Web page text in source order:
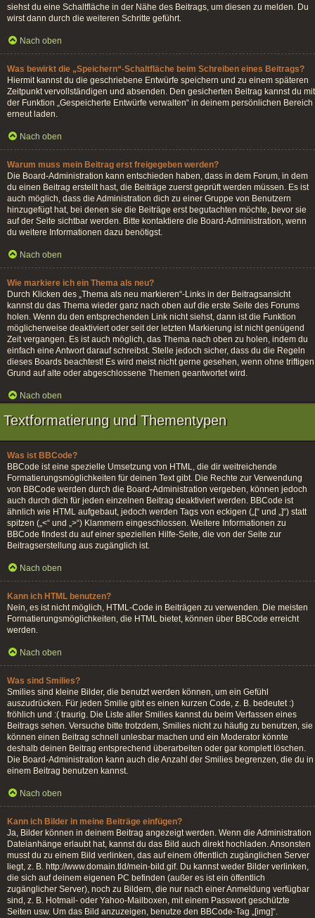
siehst du eine Schaltfläche in der Nähe des Beitrags, um diesen zu melden. Du
wirst dann durch die weiteren Schritte geführt.
Nach oben
Was bewirkt die „Speichern“-Schaltfläche beim Schreiben eines Beitrags?
Hiermit kannst du die geschriebene Entwürfe speichern und zu einem späteren
Zeitpunkt vervollständigen und absenden. Den gesicherten Beitrag kannst du mit
der Funktion „Gespeicherte Entwürfe verwalten“ in deinem persönlichen Bereich
erneut laden.
Nach oben
Warum muss mein Beitrag erst freigegeben werden?
Die Board-Administration kann entschieden haben, dass in dem Forum, in dem
du einen Beitrag erstellt hast, die Beiträge zuerst geprüft werden müssen. Es ist
auch möglich, dass die Administration dich zu einer Gruppe von Benutzern
hinzugefügt hat, bei denen sie die Beiträge erst begutachten möchte, bevor sie
auf der Seite sichtbar werden. Bitte kontaktiere die Board-Administration, wenn
du weitere Informationen dazu benötigst.
Nach oben
Wie markiere ich ein Thema als neu?
Durch Klicken des „Thema als neu markieren“-Links in der Beitragsansicht
kannst du das Thema wieder ganz nach oben auf die erste Seite des Forums
holen. Wenn du den entsprechenden Link nicht siehst, dann ist die Funktion
möglicherweise deaktiviert oder seit der letzten Markierung ist nicht genügend
Zeit vergangen. Es ist auch möglich, das Thema nach oben zu holen, indem du
einfach eine Antwort darauf schreibst. Stelle jedoch sicher, dass du die Regeln
dieses Boards beachtest! Es wird meist nicht gerne gesehen, wenn ohne triftigen
Grund auf alte oder abgeschlossene Themen geantwortet wird.
Nach oben
Textformatierung und Thementypen
Was ist BBCode?
BBCode ist eine spezielle Umsetzung von HTML, die dir weitreichende
Formatierungsmöglichkeiten für deinen Text gibt. Die Rechte zur Verwendung
von BBCode werden durch die Board-Administration vergeben, können jedoch
auch durch dich für jeden einzelnen Beitrag deaktiviert werden. BBCode ist
ähnlich wie HTML aufgebaut, jedoch werden Tags von eckigen („[“ und „]“) statt
spitzen („<“ und „>“) Klammern eingeschlossen. Weitere Informationen zu
BBCode findest du auf einer speziellen Hilfe-Seite, die von der Seite zur
Beitragserstellung aus zugänglich ist.
Nach oben
Kann ich HTML benutzen?
Nein, es ist nicht möglich, HTML-Code in Beiträgen zu verwenden. Die meisten
Formatierungsmöglichkeiten, die HTML bietet, können über BBCode erreicht
werden.
Nach oben
Was sind Smilies?
Smilies sind kleine Bilder, die benutzt werden können, um ein Gefühl
auszudrücken. Für jeden Smilie gibt es einen kurzen Code, z. B. bedeutet :)
fröhlich und :( traurig. Die Liste aller Smilies kannst du beim Verfassen eines
Beitrags sehen. Versuche bitte trotzdem, Smilies nicht zu häufig zu benutzen, sie
können einen Beitrag schnell unlesbar machen und ein Moderator könnte
deshalb deinen Beitrag entsprechend überarbeiten oder gar komplett löschen.
Die Board-Administration kann auch die Anzahl der Smilies begrenzen, die du in
einem Beitrag benutzen kannst.
Nach oben
Kann ich Bilder in meine Beiträge einfügen?
Ja, Bilder können in deinem Beitrag angezeigt werden. Wenn die Administration
Dateianhänge erlaubt hat, kannst du das Bild auch direkt hochladen. Ansonsten
musst du zu einem Bild verlinken, das auf einem öffentlich zugänglichen Server
liegt, z. B. http://www.domain.tld/mein-bild.gif. Du kannst weder Bilder verlinken,
die sich auf deinem eigenen PC befinden (außer es ist ein öffentlich
zugänglicher Server), noch zu Bildern, die nur nach einer Anmeldung verfügbar
sind, z. B. Hotmail- oder Yahoo-Mailboxen, mit einem Passwort geschützte
Seiten usw. Um das Bild anzuzeigen, benutze den BBCode-Tag „[img]“.